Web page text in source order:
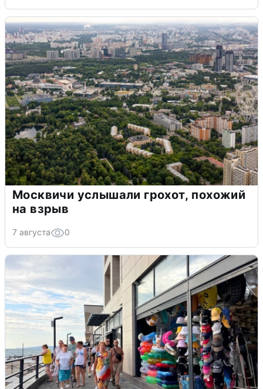
Москвичи услышали грохот, похожий
на взрыв
7 августа 0